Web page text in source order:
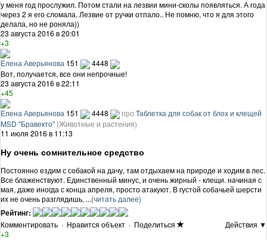
у меня год прослужил. Потом стали на лезвии мини-сколы появляться. А года
через 2 я его сломала. Лезвие от ручки отпало.. Не помню, что я для этого
делала, но не роняла))
23 августа 2016 в 20:01
+3
Елена Аверьянова 151
4448
Вот, получается, все они непрочные!
23 августа 2016 в 22:11
+45
Елена Аверьянова 151 4448 про Таблетка для собак от блох и клещей
MSD "Бравекто" (Животные и растения)
11 июля 2016 в 11:13
Ну очень сомнительное средство
Постоянно ездим с собакой на дачу, там отдыхаем на природе и ходим в лес.
Все блаженствуют. Единственный минус, и очень жирный - клещи. начиная с
мая, даже иногда с конца апреля, просто атакуют. В густой собачьей шерсти
их не очень разглядишь, ...(читать далее)
Рейтинг:
Комментировать · Нравится объект · Поделиться
Действия ▼
+3